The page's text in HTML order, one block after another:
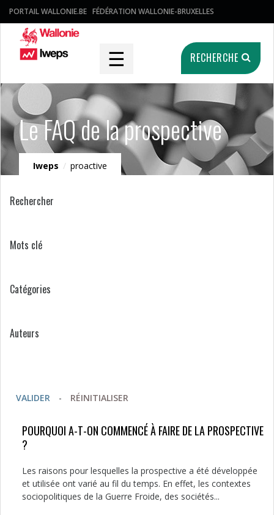
PORTAIL WALLONIE.BE FÉDÉRATION WALLONIE-BRUXELLES
☰ RECHERCHE
Le FAQ de la prospective
Iweps / proactive
Rechercher
Mots clé
Catégories
Auteurs
VALIDER - RÉINITIALISER
POURQUOI A-T-ON COMMENCÉ À FAIRE DE LA PROSPECTIVE
?
Les raisons pour lesquelles la prospective a été développée
et utilisée ont varié au fil du temps. En effet, les contextes
sociopolitiques de la Guerre Froide, des sociétés...